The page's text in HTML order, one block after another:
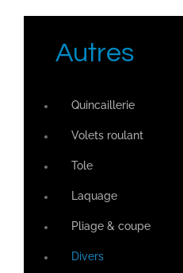
Autres
Quincaillerie
Volets roulant
Tole
Laquage
Pliage & coupe
Divers